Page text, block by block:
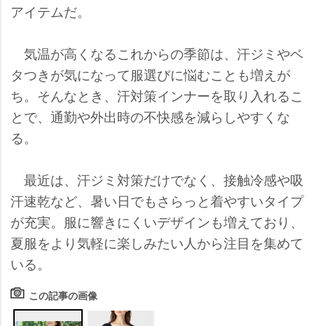
アイテムだ。
気温が高くなるこれからの季節は、汗ジミやベ
タつきが気になって服選びに悩むことも増えが
ち。そんなとき、汗対策インナーを取り入れるこ
とで、通勤や外出時の不快感を減らしやすくな
る。
最近は、汗ジミ対策だけでなく、接触冷感や吸
汗速乾など、暑い日でもさらっと着やすいタイプ
が充実。服に響きにくいデザインも増えており、
夏服をより気軽に楽しみたい人から注目を集めて
いる。
この記事の画像